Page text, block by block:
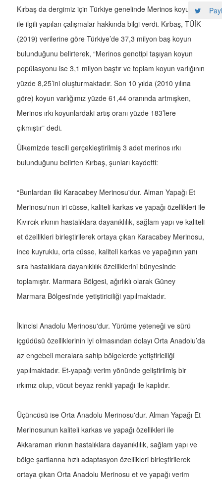
Kırbaş da dergimiz için Türkiye genelinde Merinos koyunu
ile ilgili yapılan çalışmalar hakkında bilgi verdi. Kırbaş, TÜİK
(2019) verilerine göre Türkiye’de 37,3 milyon baş koyun
bulunduğunu belirterek, “Merinos genotipi taşıyan koyun
popülasyonu ise 3,1 milyon baştır ve toplam koyun varlığının
yüzde 8,25’ini oluşturmaktadır. Son 10 yılda (2010 yılına
göre) koyun varlığımız yüzde 61,44 oranında artmışken,
Merinos ırkı koyunlardaki artış oranı yüzde 183’lere
çıkmıştır” dedi.
Ülkemizde tescili gerçekleştirilmiş 3 adet merinos ırkı
bulunduğunu belirten Kırbaş, şunları kaydetti:
“Bunlardan ilki Karacabey Merinosu'dur. Alman Yapağı Et
Merinosu'nun iri cüsse, kaliteli karkas ve yapağı özellikleri ile
Kıvırcık ırkının hastalıklara dayanıklılık, sağlam yapı ve kaliteli
et özellikleri birleştirilerek ortaya çıkan Karacabey Merinosu,
ince kuyruklu, orta cüsse, kaliteli karkas ve yapağının yanı
sıra hastalıklara dayanıklılık özelliklerini bünyesinde
toplamıştır. Marmara Bölgesi, ağırlıklı olarak Güney
Marmara Bölgesi'nde yetiştiriciliği yapılmaktadır.
İkincisi Anadolu Merinosu'dur. Yürüme yeteneği ve sürü
içgüdüsü özelliklerinin iyi olmasından dolayı Orta Anadolu’da
az engebeli meralara sahip bölgelerde yetiştiriciliği
yapılmaktadır. Et-yapağı verim yönünde geliştirilmiş bir
ırkımız olup, vücut beyaz renkli yapağı ile kaplıdır.
Üçüncüsü ise Orta Anadolu Merinosu'dur. Alman Yapağı Et
Merinosunun kaliteli karkas ve yapağı özellikleri ile
Akkaraman ırkının hastalıklara dayanıklılık, sağlam yapı ve
bölge şartlarına hızlı adaptasyon özellikleri birleştirilerek
ortaya çıkan Orta Anadolu Merinosu et ve yapağı verim